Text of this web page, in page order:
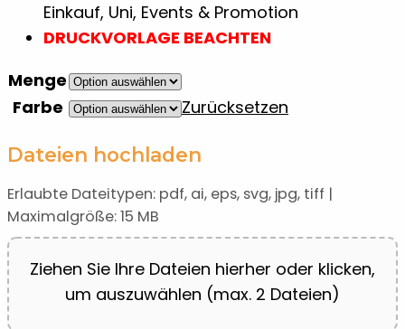
Einkauf, Uni, Events & Promotion
DRUCKVORLAGE BEACHTEN
Menge
Farbe
Zurücksetzen
Dateien hochladen
Erlaubte Dateitypen: pdf, ai, eps, svg, jpg, tiff |
Maximalgröße: 15 MB
Ziehen Sie Ihre Dateien hierher oder klicken,
um auszuwählen (max. 2 Dateien)